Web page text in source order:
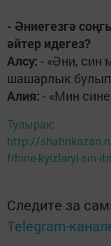
- Әниегезгә
әйтер идегез?
Алсу: - «Әни, син
шашарлык
Алия: - «Мин
Тулырак:
http://
frhine-kyizlaryi-sin-
Следите за
Telegram-